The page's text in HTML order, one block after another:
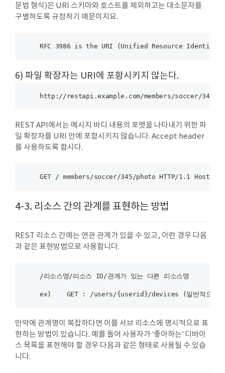
등 조
문법 형식)은 URI 스키마와 호스트를 제외하고는 대소문자를
구별하도록 규정하기 때문이지요.
6) 파일 확장자는 URI에 포함시키지 않는다.
REST API에서는 메시지 바디 내용의 포맷을 나타내기 위한 파
일 확장자를 URI 안에 포함시키지 않습니다. Accept header
를 사용하도록 합시다.
4-3. 리소스 간의 관계를 표현하는 방법
REST 리소스 간에는 연관 관계가 있을 수 있고, 이런 경우 다음
과 같은 표현방법으로 사용합니다.
    /리소스명/리소스 ID/관계가 있는 다른 리소스명
만약에 관계명이 복잡하다면 이를 서브 리소스에 명시적으로 표
현하는 방법이 있습니다. 예를 들어 사용자가 ‘좋아하는’ 디바이
스 목록을 표현해야 할 경우 다음과 같은 형태로 사용될 수 있습
니다.